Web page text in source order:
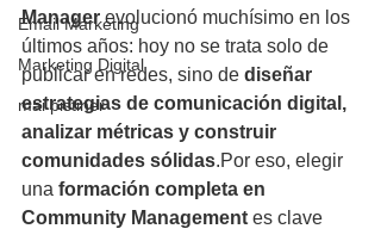
Email Marketing
Marketing Digital
mai pistiner
Manager evolucionó muchísimo en los
últimos años: hoy no se trata solo de
publicar en redes, sino de diseñar
estrategias de comunicación digital,
analizar métricas y construir
comunidades sólidas.Por eso, elegir
una formación completa en
Community Management es clave